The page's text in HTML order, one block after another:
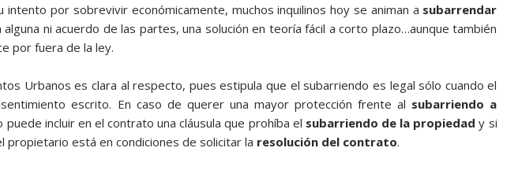
intento por sobrevivir económicamente, muchos inquilinos hoy se animan a subarrendar
alguna ni acuerdo de las partes, una solución en teoría fácil a corto plazo…aunque también
por fuera de la ley.
Urbanos es clara al respecto, pues estipula que el subarriendo es legal sólo cuando el
escrito. En caso de querer una mayor protección frente al subarriendo a
puede incluir en el contrato una cláusula que prohíba el subarriendo de la propiedady si
propietario está en condiciones de solicitar la resolución del contrato.